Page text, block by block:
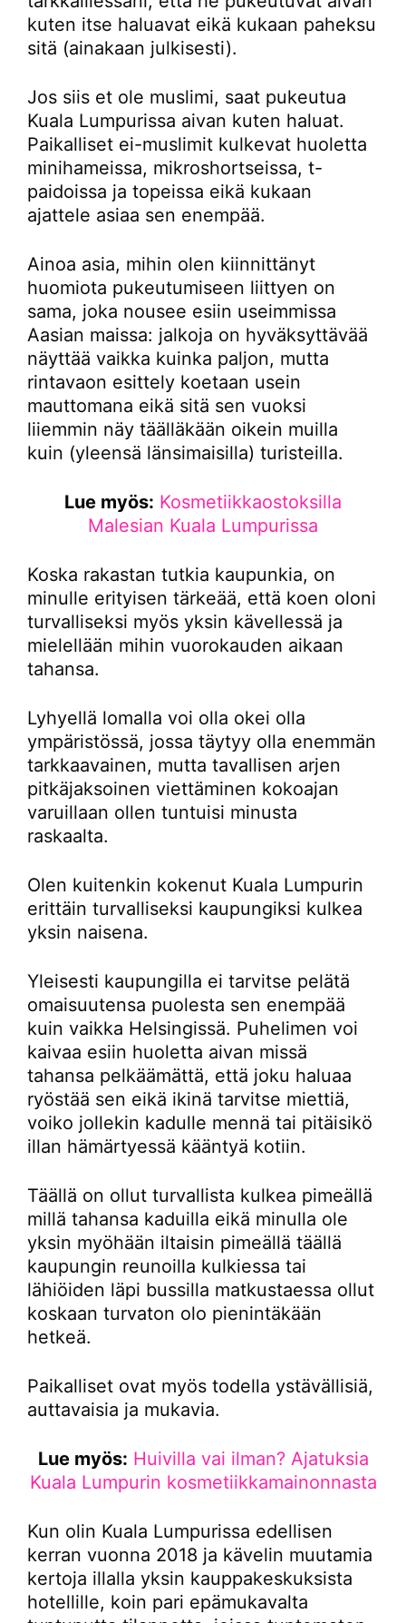
kuten itse haluavat eikä kukaan paheksu
sitä (ainakaan julkisesti).
Jos siis et ole muslimi, saat pukeutua
Kuala Lumpurissa aivan kuten haluat.
Paikalliset ei-muslimit kulkevat huoletta
minihameissa, mikroshortseissa, t-
paidoissa ja topeissa eikä kukaan
ajattele asiaa sen enempää.
Ainoa asia, mihin olen kiinnittänyt
huomiota pukeutumiseen liittyen on
sama, joka nousee esiin useimmissa
Aasian maissa: jalkoja on hyväksyttävää
näyttää vaikka kuinka paljon, mutta
rintavaon esittely koetaan usein
mauttomana eikä sitä sen vuoksi
liiemmin näy täälläkään oikein muilla
kuin (yleensä länsimaisilla) turisteilla.
Lue myös: Kosmetiikkaostoksilla
Malesian Kuala Lumpurissa
Koska rakastan tutkia kaupunkia, on
minulle erityisen tärkeää, että koen oloni
turvalliseksi myös yksin kävellessä ja
mielellään mihin vuorokauden aikaan
tahansa.
Lyhyellä lomalla voi olla okei olla
ympäristössä, jossa täytyy olla enemmän
tarkkaavainen, mutta tavallisen arjen
pitkäjaksoinen viettäminen kokoajan
varuillaan ollen tuntuisi minusta
raskaalta.
Olen kuitenkin kokenut Kuala Lumpurin
erittäin turvalliseksi kaupungiksi kulkea
yksin naisena.
Yleisesti kaupungilla ei tarvitse pelätä
omaisuutensa puolesta sen enempää
kuin vaikka Helsingissä. Puhelimen voi
kaivaa esiin huoletta aivan missä
tahansa pelkäämättä, että joku haluaa
ryöstää sen eikä ikinä tarvitse miettiä,
voiko jollekin kadulle mennä tai pitäisikö
illan hämärtyessä kääntyä kotiin.
Täällä on ollut turvallista kulkea pimeällä
millä tahansa kaduilla eikä minulla ole
yksin myöhään iltaisin pimeällä täällä
kaupungin reunoilla kulkiessa tai
lähiöiden läpi bussilla matkustaessa ollut
koskaan turvaton olo pienintäkään
hetkeä.
Paikalliset ovat myös todella ystävällisiä,
auttavaisia ja mukavia.
Lue myös: Huivilla vai ilman? Ajatuksia
Kuala Lumpurin kosmetiikkamainonnasta
Kun olin Kuala Lumpurissa edellisen
kerran vuonna 2018 ja kävelin muutamia
kertoja illalla yksin kauppakeskuksista
hotellille, koin pari epämukavalta